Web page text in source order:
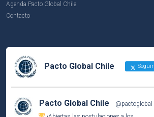
Agenda Pacto Global Chile
Contacto
Pacto Global Chile Seguir
Pacto Global Chile @pactoglobal